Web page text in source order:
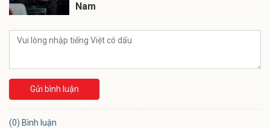
Nam
Gửi bình luận
(0) Bình luận